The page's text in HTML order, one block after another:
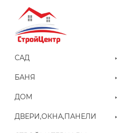
САД
БАНЯ
ДОМ
ДВЕРИ,ОКНА,ПАНЕЛИ